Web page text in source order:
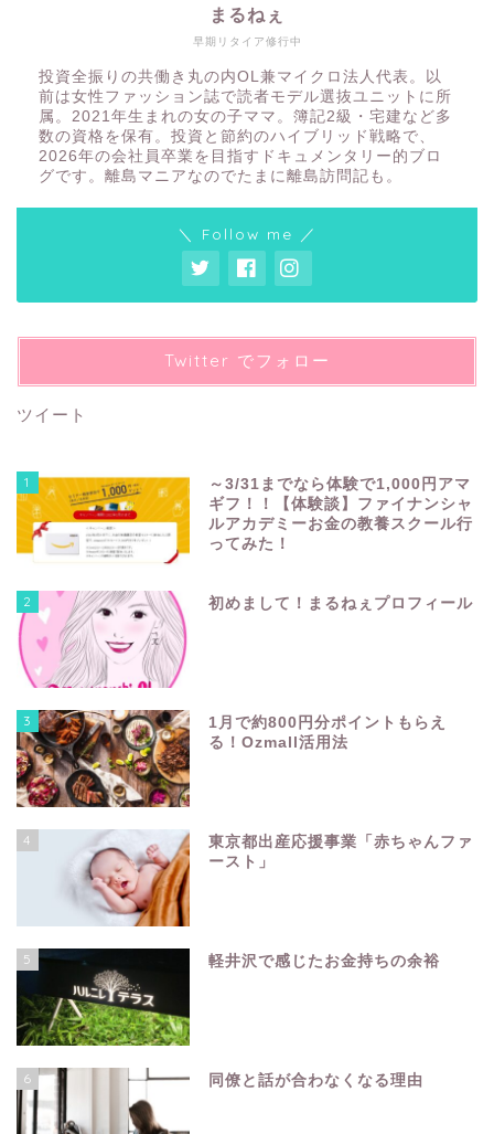
早期リタイア修行中
まるねぇ
投資全振りの共働き丸の内OL兼マイクロ法人代表。以
前は女性ファッション誌で読者モデル選抜ユニットに所
属。2021年生まれの女の子ママ。簿記2級・宅建など多
数の資格を保有。投資と節約のハイブリッド戦略で、
2026年の会社員卒業を目指すドキュメンタリー的ブロ
グです。離島マニアなのでたまに離島訪問記も。
＼ Follow me ／
Twitter でフォロー
ツイート
1
～3/31までなら体験で1,000円アマ
ギフ！！【体験談】ファイナンシャ
ルアカデミーお金の教養スクール行
ってみた！
2 初めまして！まるねぇプロフィール
3
1月で約800円分ポイントもらえ
る！Ozmall活用法
4
東京都出産応援事業「赤ちゃんファ
ースト」
5 軽井沢で感じたお金持ちの余裕
6 同僚と話が合わなくなる理由